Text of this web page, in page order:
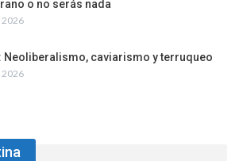
o no serás nada
2026
Neoliberalismo, caviarismo y terruqueo
2026